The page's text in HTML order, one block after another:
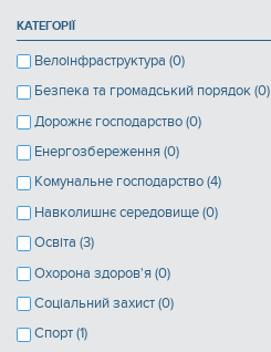
КАТЕГОРІЇ
Велоінфраструктура (0)
Безпека та громадський порядок (0)
Дорожнє господарство (0)
Енергозбереження (0)
Комунальне господарство (4)
Навколишнє середовище (0)
Освіта (3)
Охорона здоров'я (0)
Соціальний захист (0)
Спорт (1)